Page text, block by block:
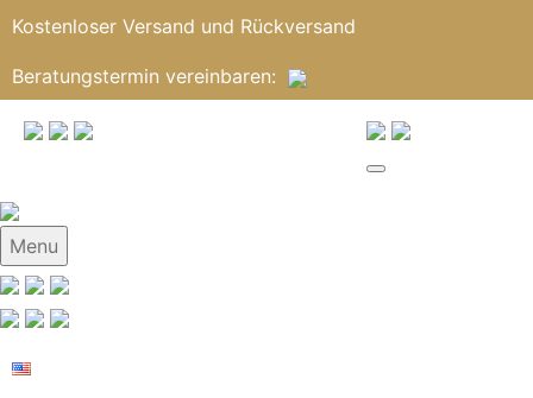
Kostenloser Versand und Rückversand
Beratungstermin vereinbaren:
Menu